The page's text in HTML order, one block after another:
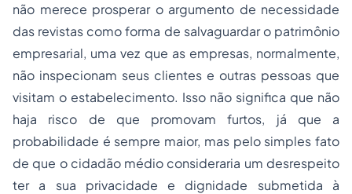
não merece prosperar o argumento de necessidade
das revistas como forma de salvaguardar o patrimônio
empresarial, uma vez que as empresas, normalmente,
não inspecionam seus clientes e outras pessoas que
visitam o estabelecimento. Isso não significa que não
haja risco de que promovam furtos, já que a
probabilidade é sempre maior, mas pelo simples fato
de que o cidadão médio consideraria um desrespeito
ter a sua privacidade e dignidade submetida à